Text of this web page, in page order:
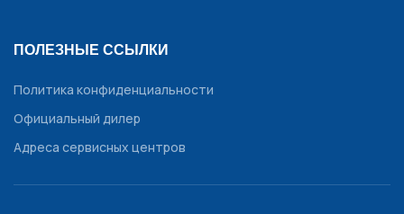
ПОЛЕЗНЫЕ ССЫЛКИ
Политика конфиденциальности
Официальный дилер
Адреса сервисных центров